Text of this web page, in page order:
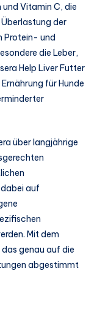
Vitamin C, die
der
Protein- und
die Leber,
Help Liver Futter
für Hunde
über langjährige
auf
Mit dem
genau auf die
abgestimmt